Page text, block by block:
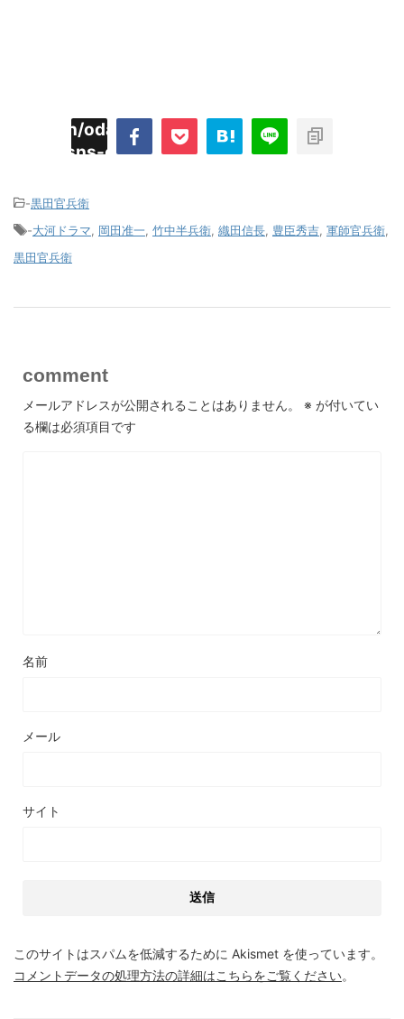
odaiji.com/public_html/blog/wp-
sns-count-cache/sns-count-
-黒田官兵衛
-大河ドラマ 岡田准一 竹中半兵衛 織田信長 豊臣秀吉 軍師官兵衛
黒田官兵衛
comment
メールアドレスが公開されることはありません。 ※ が付いてい
る欄は必須項目です
名前
メール
サイト
このサイトはスパムを低減するために Akismet を使っています。
コメントデータの処理方法の詳細はこちらをご覧ください。